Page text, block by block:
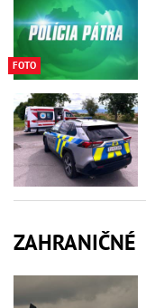
FOTO
ZAHRANIČNÉ